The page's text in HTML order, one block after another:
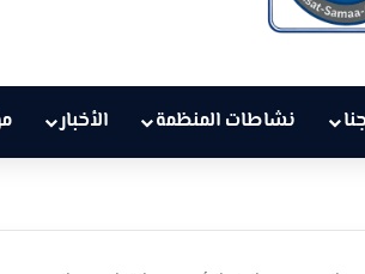
نشاطات المنظمة الأخبار